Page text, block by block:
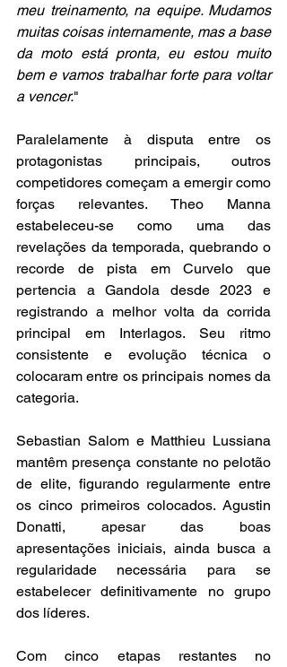
meu treinamento, na equipe. Mudamos
muitas coisas internamente, mas a base
da moto está pronta, eu estou muito
bem e vamos trabalhar forte para voltar
a vencer."
Paralelamente à disputa entre os
protagonistas principais, outros
competidores começam a emergir como
forças relevantes. Theo Manna
estabeleceu-se como uma das
revelações da temporada, quebrando o
recorde de pista em Curvelo que
pertencia a Gandola desde 2023 e
registrando a melhor volta da corrida
principal em Interlagos. Seu ritmo
consistente e evolução técnica o
colocaram entre os principais nomes da
categoria.
Sebastian Salom e Matthieu Lussiana
mantêm presença constante no pelotão
de elite, figurando regularmente entre
os cinco primeiros colocados. Agustin
Donatti, apesar das boas
apresentações iniciais, ainda busca a
regularidade necessária para se
estabelecer definitivamente no grupo
dos líderes.
Com cinco etapas restantes no